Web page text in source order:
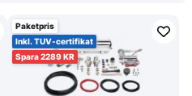
Paketpris
Inkl. TUV-certifikat
2289